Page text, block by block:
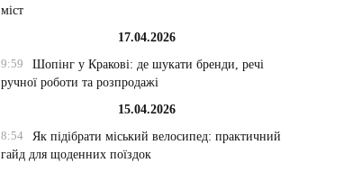
міст
17.04.2026
9:59
Шопінг у Кракові: де шукати бренди, речі
ручної роботи та розпродажі
15.04.2026
8:54
Як підібрати міський велосипед: практичний
гайд для щоденних поїздок